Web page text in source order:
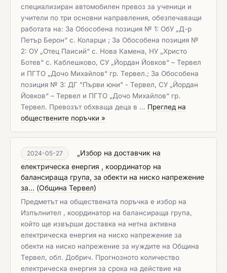
специализиран автомобилен превоз за ученици и
учители по три основни направления, обезпечаващи
работата на: За Обособена позиция № 1: ОбУ „Д-р
Петър Берон“ с. Коларци ; За Обособена позиция №
2: ОУ „Отец Паисий“ с. Нова Камена, НУ „Христо
Ботев“ с. Каблешково, СУ „Йордан Йовков“ – Тервел
и ПГТО „Дочо Михайлов“ гр. Тервел.; За Обособена
позиция № 3: ДГ "Първи юни" - Тервел, СУ „Йордан
Йовков“ – Тервел и ПГТО „Дочо Михайлов“ гр.
Тервел. Превозът обхваща деца в … Преглед на
обществените поръчки »
2024-05-27
„Избор на доставчик на
електрическа енергия , координатор на
балансираща група, за обекти на ниско напрежение
за... (Община Тервел)
Предметът на обществената поръчка е избор на
Изпълнител , координатор на балансираща група,
който ще извърши доставка на нетна активна
електрическа енергия на ниско напрежение за
обекти на ниско напрежение за нуждите на Община
Тервел, обл. Добрич. Прогнозното количество
електрическа енергия за срока на действие на